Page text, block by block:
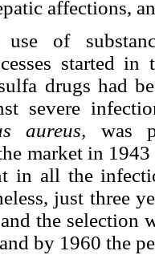
affections,
use of
started
drugs had
severe
aureus, was
market in 1943
in all the
just three
the selection
by 1960 the